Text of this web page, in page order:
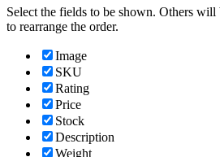
Select the fields to be shown. Others
to rearrange the order.
Image
SKU
Rating
Price
Stock
Description
Weight